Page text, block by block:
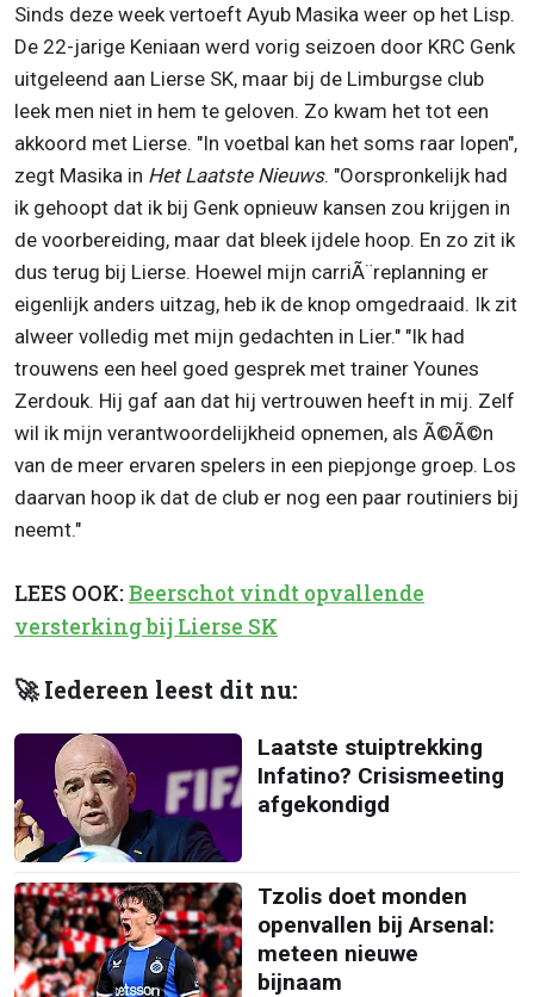
Sinds deze week vertoeft Ayub Masika weer op het Lisp.
De 22-jarige Keniaan werd vorig seizoen door KRC Genk
uitgeleend aan Lierse SK, maar bij de Limburgse club
leek men niet in hem te geloven. Zo kwam het tot een
akkoord met Lierse. "In voetbal kan het soms raar lopen",
zegt Masika in Het Laatste Nieuws. "Oorspronkelijk had
ik gehoopt dat ik bij Genk opnieuw kansen zou krijgen in
de voorbereiding, maar dat bleek ijdele hoop. En zo zit ik
dus terug bij Lierse. Hoewel mijn carriÃ¨replanning er
eigenlijk anders uitzag, heb ik de knop omgedraaid. Ik zit
alweer volledig met mijn gedachten in Lier." "Ik had
trouwens een heel goed gesprek met trainer Younes
Zerdouk. Hij gaf aan dat hij vertrouwen heeft in mij. Zelf
wil ik mijn verantwoordelijkheid opnemen, als Ã©Ã©n
van de meer ervaren spelers in een piepjonge groep. Los
daarvan hoop ik dat de club er nog een paar routiniers bij
neemt."
LEES OOK:Beerschot vindt opvallende
versterking bij Lierse SK
🚀 Iedereen leest dit nu:
Laatste stuiptrekking
Infatino? Crisismeeting
afgekondigd
Tzolis doet monden
openvallen bij Arsenal:
meteen nieuwe
bijnaam